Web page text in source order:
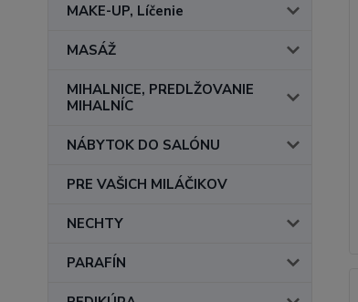
MAKE-UP, Líčenie
MASÁŽ
MIHALNICE, PREDLŽOVANIE
MIHALNÍC
NÁBYTOK DO SALÓNU
PRE VAŠICH MILÁČIKOV
NECHTY
PARAFÍN